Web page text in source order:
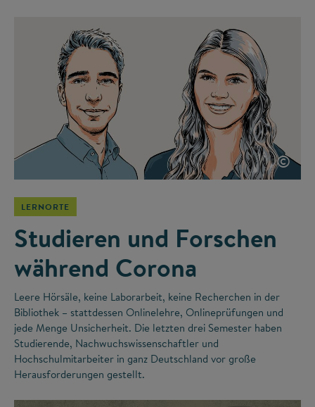
©
LERNORTE
Studieren und Forschen
während Corona
Leere Hörsäle, keine Laborarbeit, keine Recherchen in der
Bibliothek – stattdessen Onlinelehre, Onlineprüfungen und
jede Menge Unsicherheit. Die letzten drei Semester haben
Studierende, Nachwuchswissenschaftler und
Hochschulmitarbeiter in ganz Deutschland vor große
Herausforderungen gestellt.